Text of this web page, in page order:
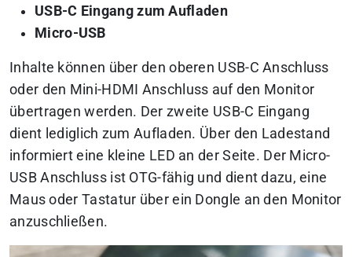
USB-C Eingang zum Aufladen
Micro-USB
Inhalte können über den oberen USB-C Anschluss
oder den Mini-HDMI Anschluss auf den Monitor
übertragen werden. Der zweite USB-C Eingang
dient lediglich zum Aufladen. Über den Ladestand
informiert eine kleine LED an der Seite. Der Micro-
USB Anschluss ist OTG-fähig und dient dazu, eine
Maus oder Tastatur über ein Dongle an den Monitor
anzuschließen.